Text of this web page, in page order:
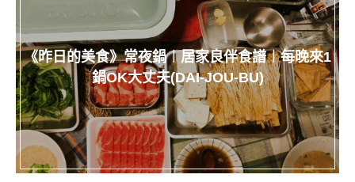
《昨日的美食》常夜鍋︱居家良伴食譜︱每晚來1
鍋OK大丈夫(DAI-JOU-BU)